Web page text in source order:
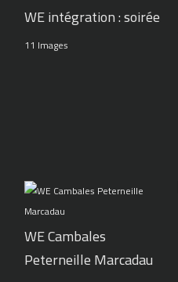
WE intégration : soirée
11 Images
WE Cambales
Peterneille Marcadau